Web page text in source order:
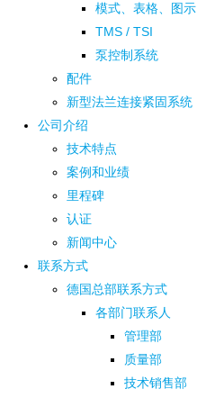
模式、表格、图示
TMS / TSI
泵控制系统
配件
新型法兰连接紧固系统
公司介绍
技术特点
案例和业绩
里程碑
认证
新闻中心
联系方式
德国总部联系方式
各部门联系人
管理部
质量部
技术销售部